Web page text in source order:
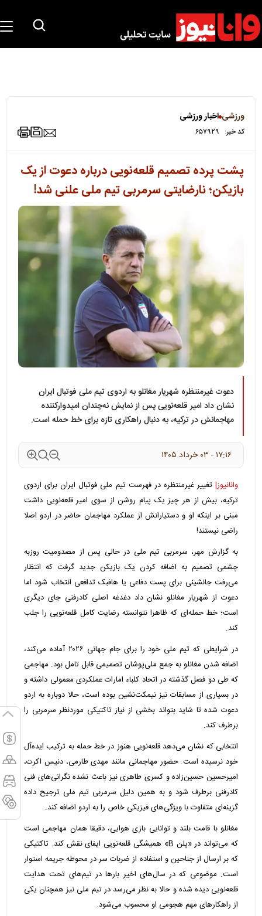
ورزشی اخبار ورزشی
کد خبر: ۶۵۷۹۲۹
پشت پرده تصمیم قلعه‌نویی درباره دعوت از یک
بازیکن؛ نارضایتی سرمربی تیم ملی علنی شد!
دعوت غیرمنتظره شهریار مغانلو به اردوی تیم ملی فوتبال ایران
نشان داد امیر قلعه‌نویی پس از نمایش نه‌چندان امیدوارکننده
مهاجمانش در ترکیه، به دنبال راهکاری تازه برای خط حمله است.
۱۷:۱۶ - ۰۳ خرداد ۱۴۰۵
وانانیوز| تغییر غیرمنتظره در فهرست تیم ملی فوتبال ایران برای اردوی
ترکیه، بیش از هر چیز یک پیام روشن از سوی امیر قلعه‌نویی داشت
مبنی بر اینکه او و دستیارانش از عملکرد مهاجمان حاضر در اردو اصلا
راضی نیستند!
به گزارش مهر، سرمربی تیم ملی در حالی پس از مصدومیت روزبه
چشمی تصمیم به اضافه کردن یک بازیکن جدید گرفت که انتظار
می‌رفت جانشینی برای پست دفاعی یا هافبک تدافعی انتخاب شود اما
دعوت از شهریار مغانلو نشان داد دغدغه اصلی کادرفنی جای دیگری
است؛ خط حمله‌ای که ظاهرا نتوانسته رضایت کامل قلعه‌نویی را جلب
کند.
در شرایطی که تیم ملی خود را برای جام جهانی ۲۰۲۶ آماده می‌کند،
اضافه شدن مغانلو به جمع ملی‌پوشان تصمیمی قابل تامل بود. مهاجمی
که طی دو فصل گذشته در اتحاد کلباء امارات عملکردی معمولی داشته و
در بسیاری از مسابقات نیز نیمکت‌نشین بوده است، حالا دوباره به اردو
دعوت شده تا شاید بتواند بخشی از نیاز تاکتیکی موردنظر سرمربی را
برطرف کند.
انتخابی که نشان می‌دهد قلعه‌نویی هنوز در خط حمله به ترکیب ایده‌آل
خود نرسیده است. حضور مهاجمانی مانند مهدی طارمی، دنیس اکرت،
امیرحسین حسین‌زاده و کسری طاهری نیز باعث نشده نگرانی‌های فنی
کادرفنی برطرف شود و به همین دلیل سرمربی تیم ملی ترجیح داده
گزینه‌ای متفاوت با ویژگی‌های فیزیکی خاص را به اردو اضافه کند.
مغانلو با قامت بلند و توانایی بازی هوایی، دقیقا همان مهاجمی است
که می‌تواند در «پلن B» همیشگی قلعه‌نویی ایفای نقش کند. تاکتیکی
که بر ارسال از جناحین و استفاده از ضربات سر در محوطه جریمه استوار
است. موضوعی که در سال‌های اخیر بارها در تیم‌های تحت هدایت
قلعه‌نویی دیده شده و حالا به نظر می‌رسد در تیم ملی نیز همچنان یکی
از راهکارهای مهم هجومی او محسوب می‌شود.